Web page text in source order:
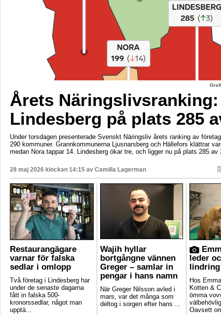
Årets Näringslivsranking:
Lindesberg på plats 285
Under torsdagen presenterade Svenskt Näringsliv årets ranking av
290 kommuner. Grannkommunerna Ljusnarsberg och Hällefors klättrar
medan Nora tappar 14. Lindesberg ökar tre, och ligger nu på plats 285 av
28 maj 2026 klockan 14:15 av Camilla Lagerman
Restaurangägare
varnar för falska
sedlar i omlopp
Två företag i Lindesberg har
under de senaste dagarna
fått in falska 500-
kronorssedlar, något man
upptä...
Wajih hyllar
bortgångne vännen
Greger – samlar in
pengar i hans namn
När Greger Nilsson avled i
mars, var det många som
deltog i sorgen efter hans ...
leder
lindring
Hos
Kotten &
ömma
Oavsett